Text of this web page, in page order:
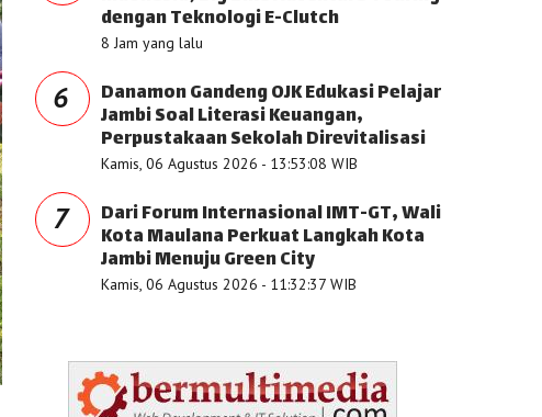
dengan Teknologi E-Clutch
8 Jam yang lalu
6 Danamon Gandeng OJK Edukasi Pelajar
Jambi Soal Literasi Keuangan,
Perpustakaan Sekolah Direvitalisasi
Kamis, 06 Agustus 2026 - 13:53:08 WIB
7 Dari Forum Internasional IMT-GT, Wali
Kota Maulana Perkuat Langkah Kota
Jambi Menuju Green City
Kamis, 06 Agustus 2026 - 11:32:37 WIB